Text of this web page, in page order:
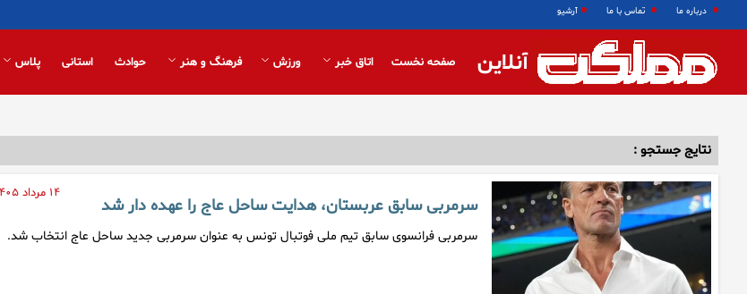
درباره ما تماس با ما آرشیو
آنلاین صفحه نخست اتاق خبر ورزش فرهنگ و هنر حوادث استانی پلاس
نتایج جستجو :
۱۴ مرداد ۱۴۰۵
سرمربی سابق عربستان، هدایت ساحل عاج را عهده دار شد
سرمربی فرانسوی سابق تیم ملی فوتبال تونس به عنوان سرمربی جدید ساحل عاج انتخاب شد.